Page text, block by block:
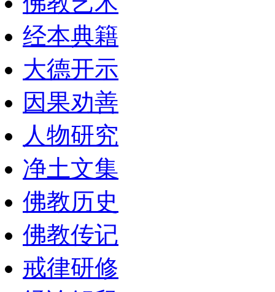
经本典籍
大德开示
因果劝善
人物研究
净土文集
佛教历史
佛教传记
戒律研修